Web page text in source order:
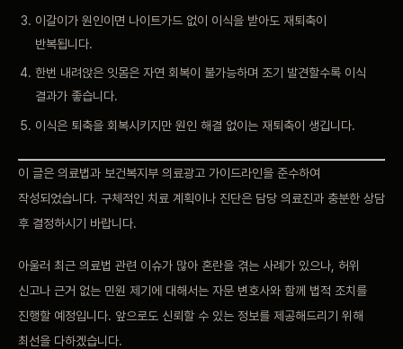
이갈이가 원인이면 나이트가드 없이 이식을 받아도 재퇴축이
반복됩니다.
한번 내려앉은 잇몸은 자연 회복이 불가능하며 조기 발견할수록 이식
결과가 좋습니다.
이식은 퇴축을 회복시키지만 원인 해결 없이는 재퇴축이 생깁니다.
이 글은 의료법과 보건복지부 의료광고 가이드라인을 준수하여
작성되었습니다. 구체적인 치료 계획이나 진단은 담당 의료진과 충분한 상담
후 결정하시기 바랍니다.
아울러 최근 의료법 관련 이슈가 많아 혼란을 겪는 사례가 있으나, 허위
신고나 근거 없는 민원 제기에 대해서는 자문 변호사와 함께 법적 조치를
진행할 예정입니다. 앞으로도 신뢰할 수 있는 정보를 제공해드리기 위해
최선을 다하겠습니다.